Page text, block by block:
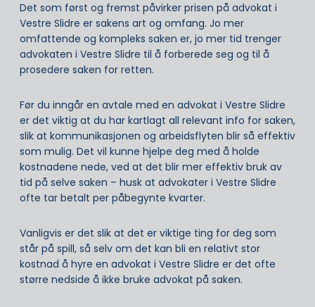
Det som først og fremst påvirker prisen på advokat i
Vestre Slidre er sakens art og omfang. Jo mer
omfattende og kompleks saken er, jo mer tid trenger
advokaten i Vestre Slidre til å forberede seg og til å
prosedere saken for retten.
Før du inngår en avtale med en advokat i Vestre Slidre
er det viktig at du har kartlagt all relevant info for saken,
slik at kommunikasjonen og arbeidsflyten blir så effektiv
som mulig. Det vil kunne hjelpe deg med å holde
kostnadene nede, ved at det blir mer effektiv bruk av
tid på selve saken – husk at advokater i Vestre Slidre
ofte tar betalt per påbegynte kvarter.
Vanligvis er det slik at det er viktige ting for deg som
står på spill, så selv om det kan bli en relativt stor
kostnad å hyre en advokat i Vestre Slidre er det ofte
større nedside å ikke bruke advokat på saken.